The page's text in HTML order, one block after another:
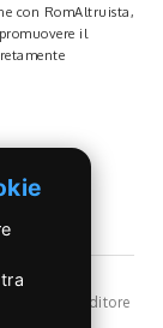
con RomAltruista,
il
commerciale di
esigenze delle
servite. Più nel
azioni di
stranieri e non,
fine di favorirne
sociale,
struttura
Capriotti Editore